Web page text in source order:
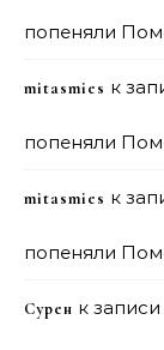
попеняли
mitasmies к
попеняли
mitasmies к
попеняли
Сурен к записи